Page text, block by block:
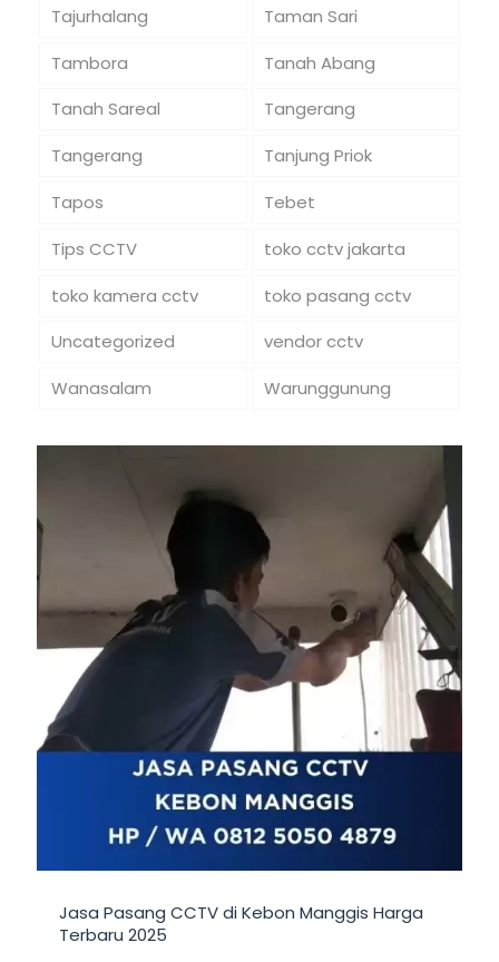
Tajurhalang
Taman Sari
Tambora
Tanah Abang
Tanah Sareal
Tangerang
Tangerang
Tanjung Priok
Tapos
Tebet
Tips CCTV
toko cctv jakarta
toko kamera cctv
toko pasang cctv
Uncategorized
vendor cctv
Wanasalam
Warunggunung
Jasa Pasang CCTV di Kebon Manggis Harga
Terbaru 2025